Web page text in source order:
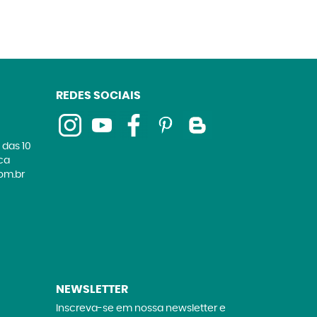
10
REDES SOCIAIS
NEWSLETTER
Inscreva-se em nossa newsletter e